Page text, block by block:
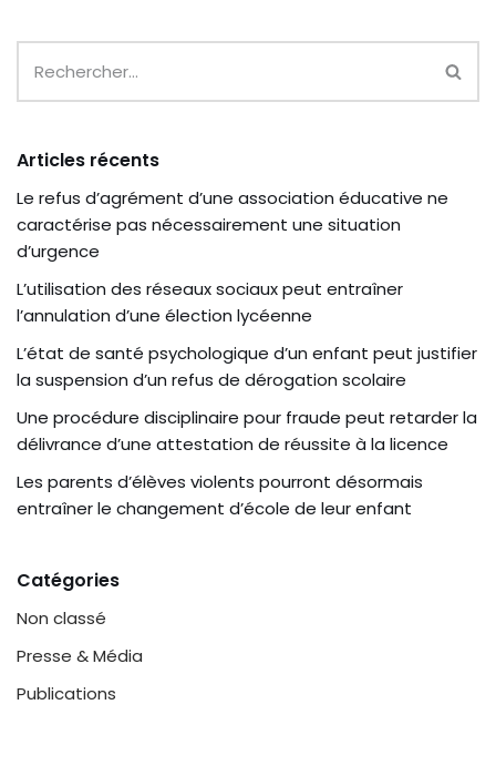
Articles récents
Le refus d’agrément d’une association éducative ne
caractérise pas nécessairement une situation
d’urgence
L’utilisation des réseaux sociaux peut entraîner
l’annulation d’une élection lycéenne
L’état de santé psychologique d’un enfant peut justifier
la suspension d’un refus de dérogation scolaire
Une procédure disciplinaire pour fraude peut retarder la
délivrance d’une attestation de réussite à la licence
Les parents d’élèves violents pourront désormais
entraîner le changement d’école de leur enfant
Catégories
Non classé
Presse & Média
Publications